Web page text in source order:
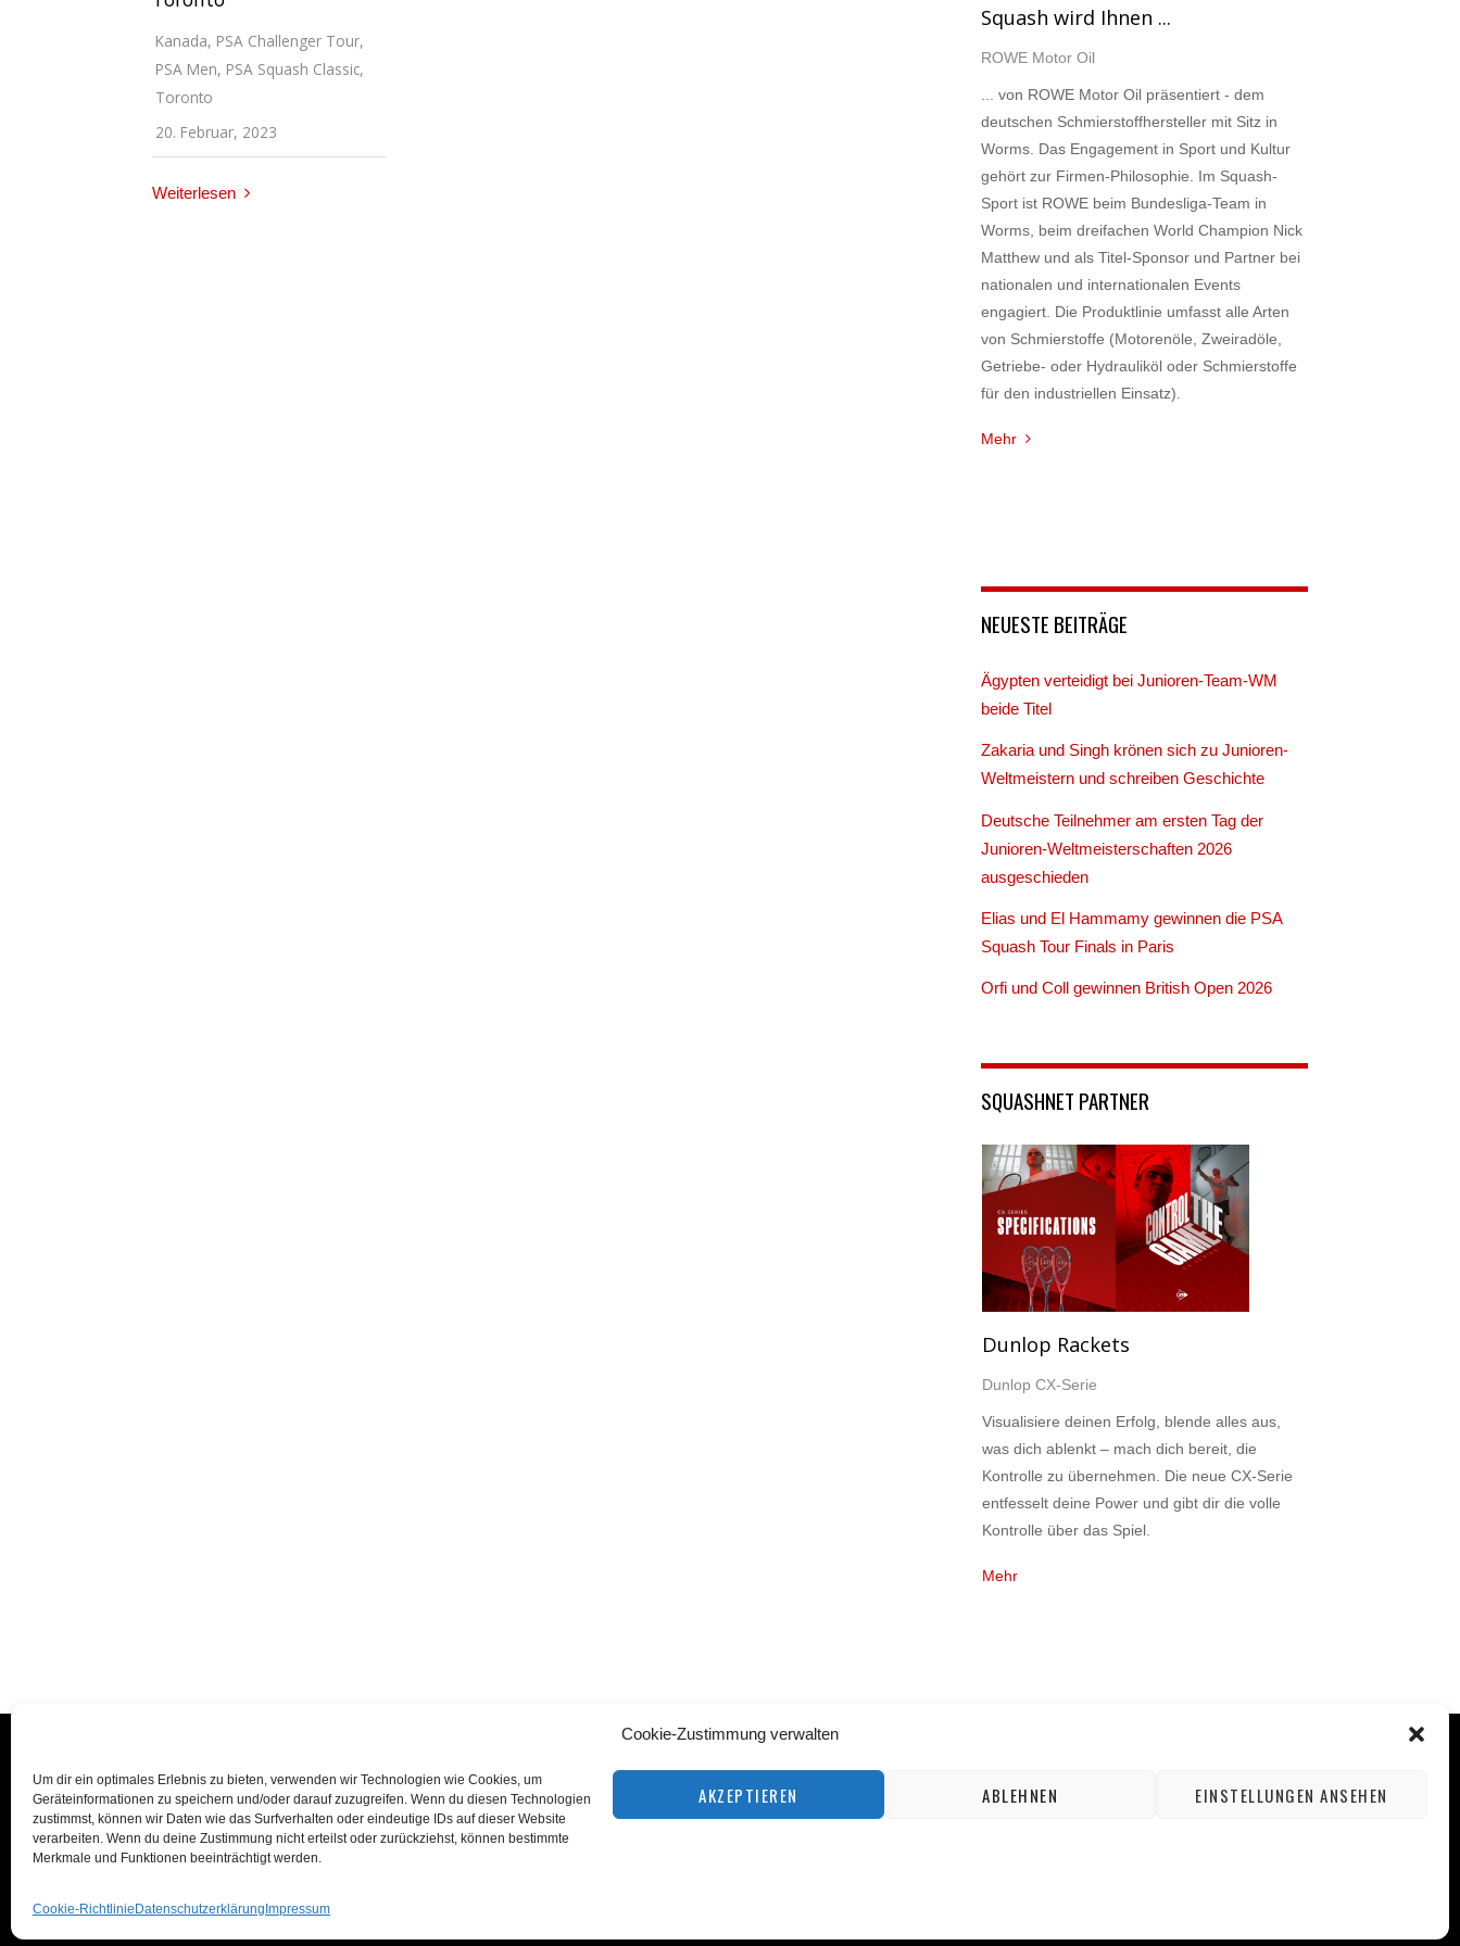
Cookie-Zustimmung verwalten
Um dir ein optimales Erlebnis zu bieten, verwenden wir Technologien wie Cookies, um
Geräteinformationen zu speichern und/oder darauf zuzugreifen. Wenn du diesen Technologien
zustimmst, können wir Daten wie das Surfverhalten oder eindeutige IDs auf dieser Website
verarbeiten. Wenn du deine Zustimmung nicht erteilst oder zurückziehst, können bestimmte
Merkmale und Funktionen beeinträchtigt werden.
AKZEPTIEREN ABLEHNEN EINSTELLUNGEN ANSEHEN
Cookie-Richtlinie Datenschutzerklärung Impressum
Kanada, PSA Challenger Tour,
PSA Men, PSA Squash Classic,
Toronto
20. Februar, 2023
Weiterlesen
Squash wird Ihnen ...
ROWE Motor Oil
... von ROWE Motor Oil präsentiert - dem
deutschen Schmierstoffhersteller mit Sitz in
Worms. Das Engagement in Sport und Kultur
gehört zur Firmen-Philosophie. Im Squash-
Sport ist ROWE beim Bundesliga-Team in
Worms, beim dreifachen World Champion Nick
Matthew und als Titel-Sponsor und Partner bei
nationalen und internationalen Events
engagiert. Die Produktlinie umfasst alle Arten
von Schmierstoffe (Motorenöle, Zweiradöle,
Getriebe- oder Hydrauliköl oder Schmierstoffe
für den industriellen Einsatz).
Mehr
NEUESTE BEITRÄGE
Ägypten verteidigt bei Junioren-Team-WM
beide Titel
Zakaria und Singh krönen sich zu Junioren-
Weltmeistern und schreiben Geschichte
Deutsche Teilnehmer am ersten Tag der
Junioren-Weltmeisterschaften 2026
ausgeschieden
Elias und El Hammamy gewinnen die PSA
Squash Tour Finals in Paris
Orfi und Coll gewinnen British Open 2026
SQUASHNET PARTNER
Dunlop Rackets
Dunlop CX-Serie
Visualisiere deinen Erfolg, blende alles aus,
was dich ablenkt – mach dich bereit, die
Kontrolle zu übernehmen. Die neue CX-Serie
entfesselt deine Power und gibt dir die volle
Kontrolle über das Spiel.
Mehr